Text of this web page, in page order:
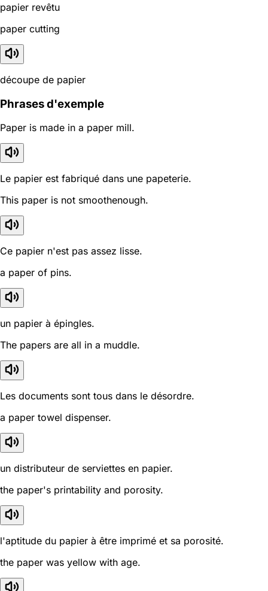
papier revêtu
paper cutting
découpe de papier
Phrases d'exemple
Paper is made in a paper mill.
Le papier est fabriqué dans une papeterie.
This paper is not smoothenough.
Ce papier n'est pas assez lisse.
a paper of pins.
un papier à épingles.
The papers are all in a muddle.
Les documents sont tous dans le désordre.
a paper towel dispenser.
un distributeur de serviettes en papier.
the paper's printability and porosity.
l'aptitude du papier à être imprimé et sa porosité.
the paper was yellow with age.